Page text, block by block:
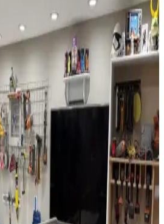
Konfor ve Enerji
aydınlatma, yalıtım, akıllı
sayesinde konfor ve enerji
yaşam alanlarını daha
İnşası: Malzeme, Tasarım
Pratik Rehber
huş kontrplak ve t-nut kullanımıyla
ahşap destek önerilir. LED
güvenlik için vantilatör kaldırılır ve mat
Ağacı) ile Waterfall Ahşap